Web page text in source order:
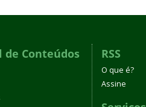
de Conteúdos RSS
O que é?
Assine